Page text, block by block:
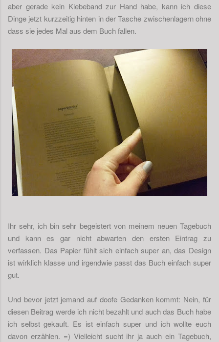
aber gerade kein Klebeband zur Hand habe, kann ich diese
Dinge jetzt kurzzeitig hinten in der Tasche zwischenlagern ohne
dass sie jedes Mal aus dem Buch fallen.
Ihr sehr, ich bin sehr begeistert von meinem neuen Tagebuch
und kann es gar nicht abwarten den ersten Eintrag zu
verfassen. Das Papier fühlt sich einfach super an, das Design
ist wirklich klasse und irgendwie passt das Buch einfach super
gut.
Und bevor jetzt jemand auf doofe Gedanken kommt: Nein, für
diesen Beitrag werde ich nicht bezahlt und auch das Buch habe
ich selbst gekauft. Es ist einfach super und ich wollte euch
davon erzählen. =) Vielleicht sucht ihr ja auch ein Tagebuch,